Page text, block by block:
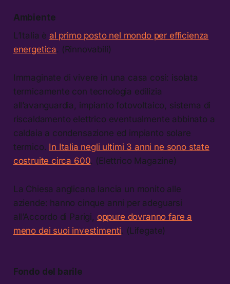
Ambiente
L’Italia è al primo posto nel mondo per efficienza
energetica. (Rinnovabili)
Immaginate di vivere in una casa così: isolata
termicamente con tecnologia edilizia
all’avanguardia, impianto fotovoltaico, sistema di
riscaldamento elettrico eventualmente abbinato a
caldaia a condensazione ed impianto solare
termico. In Italia negli ultimi 3 anni ne sono state
costruite circa 600. (Elettrico Magazine)
La Chiesa anglicana lancia un monito alle
aziende: hanno cinque anni per adeguarsi
all’Accordo di Parigi, oppure dovranno fare a
meno dei suoi investimenti. (Lifegate)
Fondo del barile